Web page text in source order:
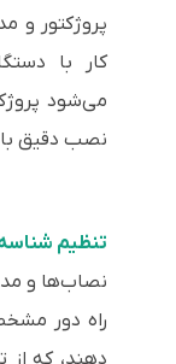
کار با
می‌شود
نصب دقیق
تنظیم
راه دور